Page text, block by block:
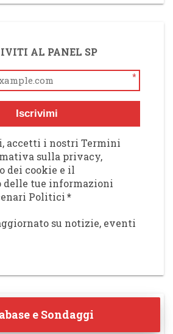
AL PANEL SP
*
Iscrivimi
accetti i nostri Termini
sulla privacy,
dei cookie e il
delle tue informazioni
Politici*
su notizie, eventi
e Sondaggi